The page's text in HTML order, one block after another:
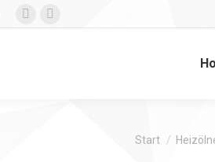
Sie befinden
Start